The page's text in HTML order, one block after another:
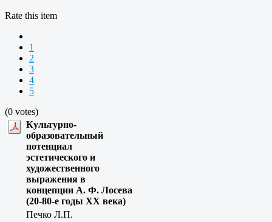
Rate this item
1
2
3
4
5
(0 votes)
Культурно-
образовательный
потенциал
эстетического и
художественного
выражения в
концепции А. Ф. Лосева
(20-80-е годы XX века)
Печко Л.П.